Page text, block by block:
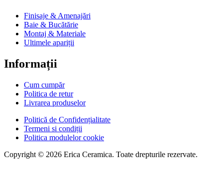
Finisaje & Amenajări
Baie & Bucătărie
Montaj & Materiale
Ultimele apariții
Informații
Cum cumpăr
Politica de retur
Livrarea produselor
Politică de Confidențialitate
Termeni si condiții
Politica modulelor cookie
Copyright © 2026 Erica Ceramica. Toate drepturile rezervate.